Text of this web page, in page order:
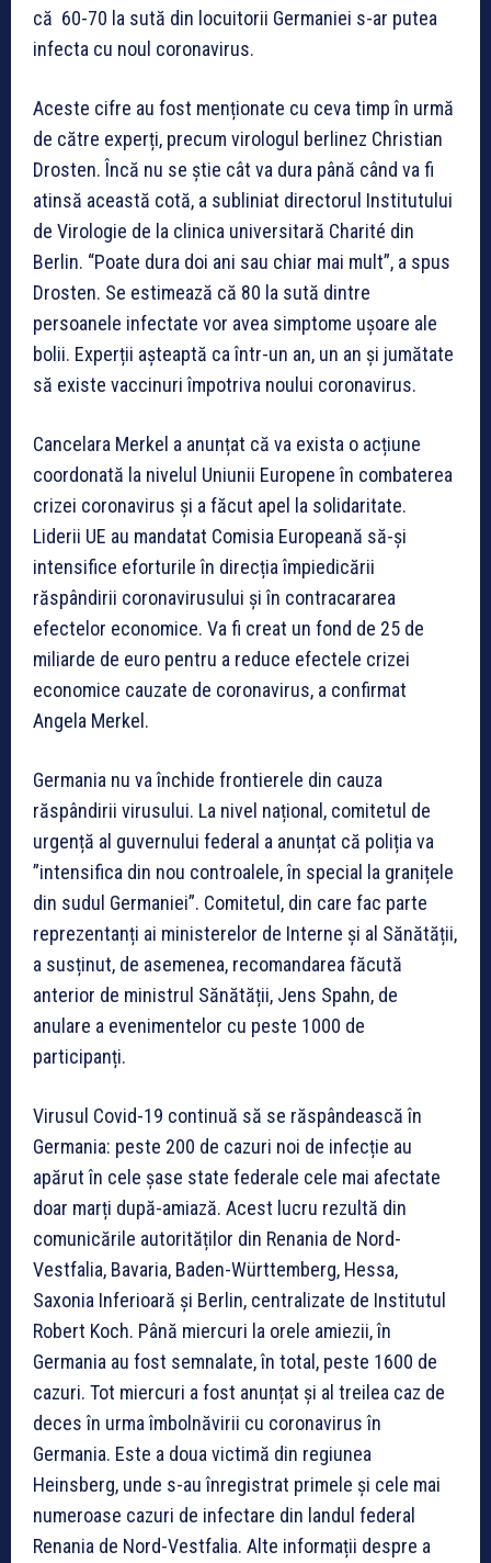
că 60-70 la sută din locuitorii Germaniei s-ar putea
infecta cu noul coronavirus.
Aceste cifre au fost menționate cu ceva timp în urmă
de către experți, precum virologul berlinez Christian
Drosten. Încă nu se știe cât va dura până când va fi
atinsă această cotă, a subliniat directorul Institutului
de Virologie de la clinica universitară Charité din
Berlin. “Poate dura doi ani sau chiar mai mult”, a spus
Drosten. Se estimează că 80 la sută dintre
persoanele infectate vor avea simptome ușoare ale
bolii. Experții așteaptă ca într-un an, un an și jumătate
să existe vaccinuri împotriva noului coronavirus.
Cancelara Merkel a anunțat că va exista o acțiune
coordonată la nivelul Uniunii Europene în combaterea
crizei coronavirus și a făcut apel la solidaritate.
Liderii UE au mandatat Comisia Europeană să-și
intensifice eforturile în direcția împiedicării
răspândirii coronavirusului și în contracararea
efectelor economice. Va fi creat un fond de 25 de
miliarde de euro pentru a reduce efectele crizei
economice cauzate de coronavirus, a confirmat
Angela Merkel.
Germania nu va închide frontierele din cauza
răspândirii virusului. La nivel național, comitetul de
urgență al guvernului federal a anunțat că poliția va
”intensifica din nou controalele, în special la granițele
din sudul Germaniei”. Comitetul, din care fac parte
reprezentanți ai ministerelor de Interne și al Sănătății,
a susținut, de asemenea, recomandarea făcută
anterior de ministrul Sănătății, Jens Spahn, de
anulare a evenimentelor cu peste 1000 de
participanți.
Virusul Covid-19 continuă să se răspândească în
Germania: peste 200 de cazuri noi de infecție au
apărut în cele șase state federale cele mai afectate
doar marți după-amiază. Acest lucru rezultă din
comunicările autorităților din Renania de Nord-
Vestfalia, Bavaria, Baden-Württemberg, Hessa,
Saxonia Inferioară și Berlin, centralizate de Institutul
Robert Koch. Până miercuri la orele amiezii, în
Germania au fost semnalate, în total, peste 1600 de
cazuri. Tot miercuri a fost anunțat și al treilea caz de
deces în urma îmbolnăvirii cu coronavirus în
Germania. Este a doua victimă din regiunea
Heinsberg, unde s-au înregistrat primele și cele mai
numeroase cazuri de infectare din landul federal
Renania de Nord-Vestfalia. Alte informații despre a